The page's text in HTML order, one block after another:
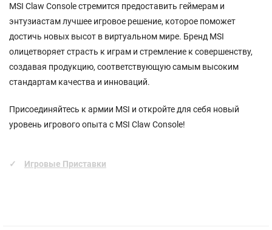
MSI Claw Console стремится предоставить геймерам и
энтузиастам лучшее игровое решение, которое поможет
достичь новых высот в виртуальном мире. Бренд MSI
олицетворяет страсть к играм и стремление к совершенству,
создавая продукцию, соответствующую самым высоким
стандартам качества и инноваций.
Присоединяйтесь к армии MSI и откройте для себя новый
уровень игрового опыта с MSI Claw Console!
Игровые Приставки